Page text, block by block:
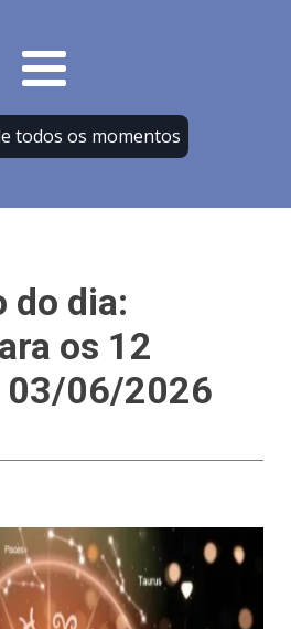
todos os momentos
do dia:
os 12
03/06/2026